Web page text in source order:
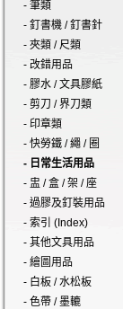
- 筆類
- 釘書機 / 釘書針
- 夾類 / 尺類
- 改錯用品
- 膠水 / 文具膠紙
- 剪刀 / 界刀類
- 印章類
- 快勞鐵 / 繩 / 圈
- 日常生活用品
- 盅 / 盒 / 架 / 座
- 過膠及釘裝用品
- 索引 (Index)
- 其他文具用品
- 繪圖用品
- 白板 / 水松板
- 色帶 / 墨轆